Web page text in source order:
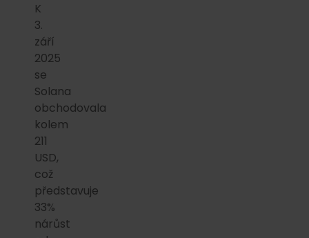
K
3.
září
2025
se
Solana
obchodovala
kolem
211
USD,
což
představuje
33%
nárůst